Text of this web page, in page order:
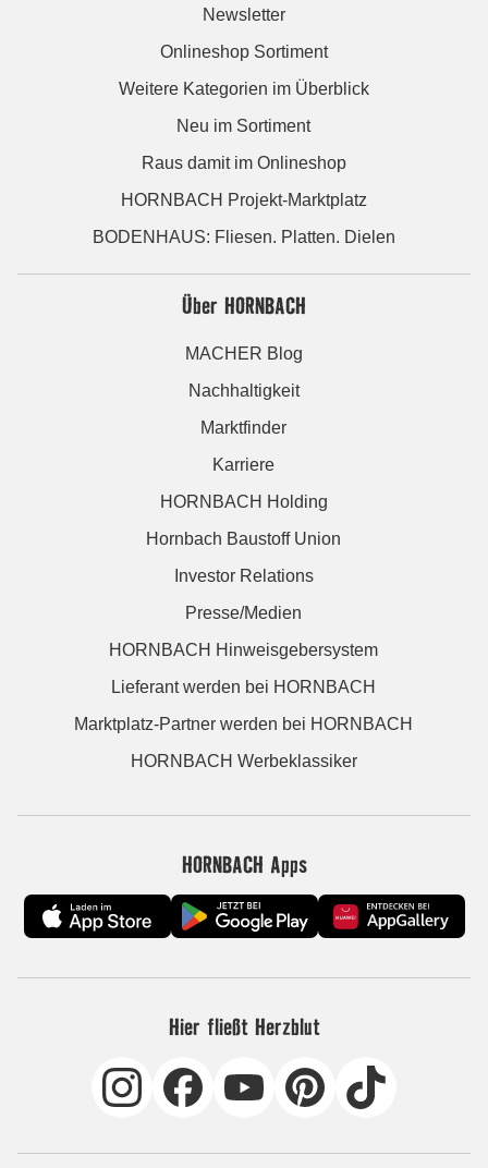
Newsletter
Onlineshop Sortiment
Weitere Kategorien im Überblick
Neu im Sortiment
Raus damit im Onlineshop
HORNBACH Projekt-Marktplatz
BODENHAUS: Fliesen. Platten. Dielen
Über HORNBACH
MACHER Blog
Nachhaltigkeit
Marktfinder
Karriere
HORNBACH Holding
Hornbach Baustoff Union
Investor Relations
Presse/Medien
HORNBACH Hinweisgebersystem
Lieferant werden bei HORNBACH
Marktplatz-Partner werden bei HORNBACH
HORNBACH Werbeklassiker
HORNBACH Apps
Hier fließt Herzblut